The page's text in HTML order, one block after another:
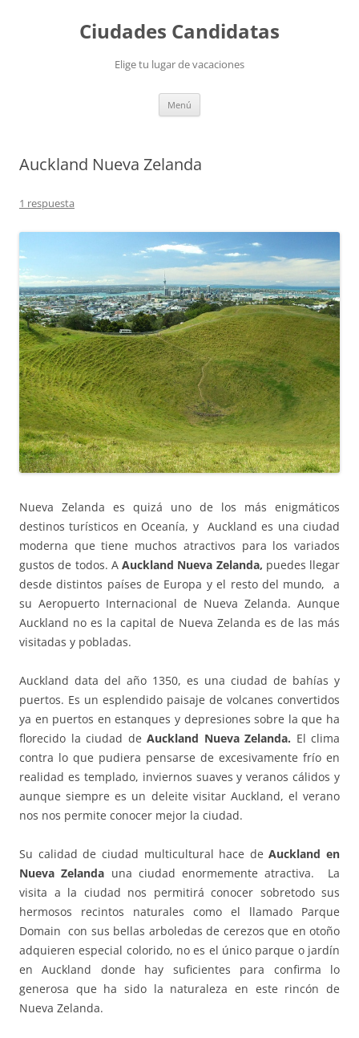
Ciudades Candidatas
Elige tu lugar de vacaciones
Menú
Auckland Nueva Zelanda
1 respuesta
Nueva Zelanda es quizá uno de los más enigmáticos
destinos turísticos en Oceanía, y Auckland es una ciudad
moderna que tiene muchos atractivos para los variados
gustos de todos. A Auckland Nueva Zelanda, puedes llegar
desde distintos países de Europa y el resto del mundo, a
su Aeropuerto Internacional de Nueva Zelanda. Aunque
Auckland no es la capital de Nueva Zelanda es de las más
visitadas y pobladas.
Auckland data del año 1350, es una ciudad de bahías y
puertos. Es un esplendido paisaje de volcanes convertidos
ya en puertos en estanques y depresiones sobre la que ha
florecido la ciudad de Auckland Nueva Zelanda. El clima
contra lo que pudiera pensarse de excesivamente frío en
realidad es templado, inviernos suaves y veranos cálidos y
aunque siempre es un deleite visitar Auckland, el verano
nos nos permite conocer mejor la ciudad.
Su calidad de ciudad multicultural hace deAuckland en
Nueva Zelanda una ciudad enormemente atractiva. La
visita a la ciudad nos permitirá conocer sobretodo sus
hermosos recintos naturales como el llamado Parque
Domain con sus bellas arboledas de cerezos que en otoño
adquieren especial colorido, no es el único parque o jardín
en Auckland donde hay suficientes para confirma lo
generosa que ha sido la naturaleza en este rincón de
Nueva Zelanda.